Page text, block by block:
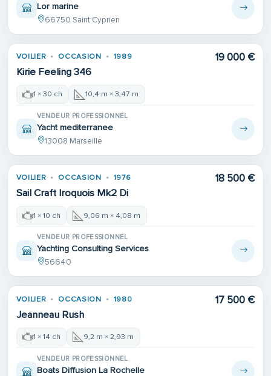
Lor marine
66750 Saint Cyprien
VOILIER OCCASION 1989
Kirie Feeling 346
19 000 €
1 × 30 ch 10,4 m × 3,47 m
VENDEUR PROFESSIONNEL
Yacht mediterranee
13008 Marseille
VOILIER OCCASION 1976
Sail Craft Iroquois Mk2 Di
18 500 €
1 × 10 ch 9,06 m × 4,08 m
VENDEUR PROFESSIONNEL
Yachting Consulting Services
56640
VOILIER OCCASION 1980
Jeanneau Rush
17 500 €
1 × 14 ch 9,2 m × 2,93 m
VENDEUR PROFESSIONNEL
Boats Diffusion La Rochelle